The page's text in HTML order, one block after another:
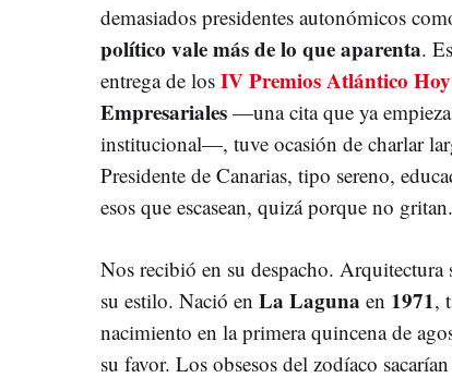
demasiados presidentes autonómicos
político vale más de lo que aparenta.
entrega de los IV Premios Atlántico Hoy
Empresariales —una cita que ya
institucional—, tuve ocasión de charlar
Presidente de Canarias, tipo sereno,
esos que escasean, quizá porque no gritan.
Nos recibió en su despacho.
su estilo. Nació en La Laguna en 1971,
nacimiento en la primera quincena de
su favor. Los obsesos del zodíaco